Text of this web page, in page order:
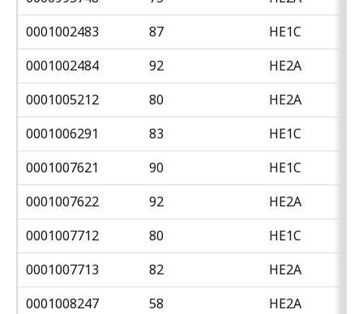
0001002483
87
HE1C
0001002484
92
HE2A
0001005212
80
HE2A
0001006291
83
HE1C
0001007621
90
HE1C
0001007622
92
HE2A
0001007712
80
HE1C
0001007713
82
HE2A
0001008247
58
HE2A